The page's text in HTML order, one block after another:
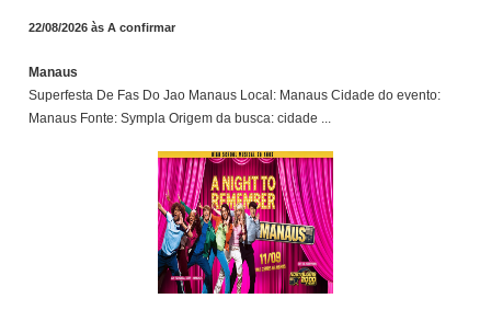
22/08/2026 às A confirmar
Manaus
Superfesta De Fas Do Jao Manaus Local: Manaus Cidade do evento:
Manaus Fonte: Sympla Origem da busca: cidade ...